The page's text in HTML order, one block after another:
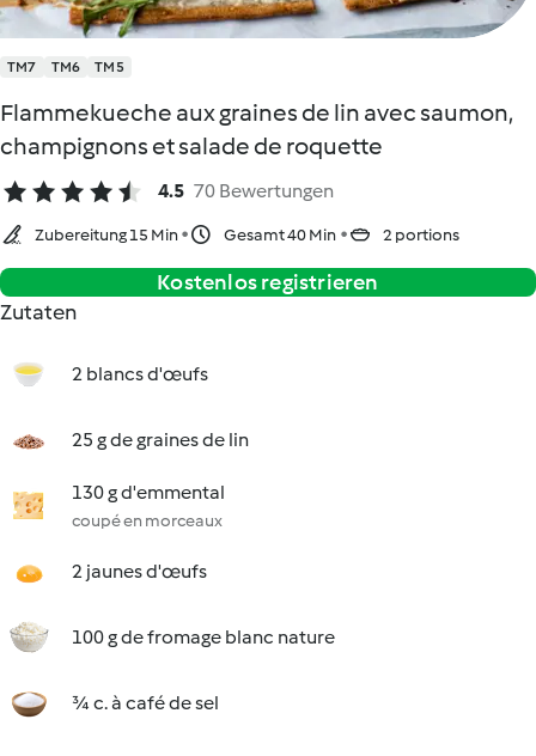
TM7 TM6 TM5
Flammekueche aux graines de lin avec saumon,
champignons et salade de roquette
4.5 70 Bewertungen
Zubereitung 15 Min Gesamt 40 Min 2 portions
Kostenlos registrieren
Zutaten
2 blancs d'œufs
25 g de graines de lin
130 g d'emmental
coupé en morceaux
2 jaunes d'œufs
100 g de fromage blanc nature
¾ c. à café de sel